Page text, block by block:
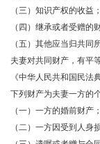
（三）知识产权的收益；
（四）继承或者受赠的
（五）其他应当归共同
夫妻对共同财产，有平
《中华人民共和国民法
下列财产为夫妻一方的
（一）一方的婚前财产；
（二）一方因受到人身